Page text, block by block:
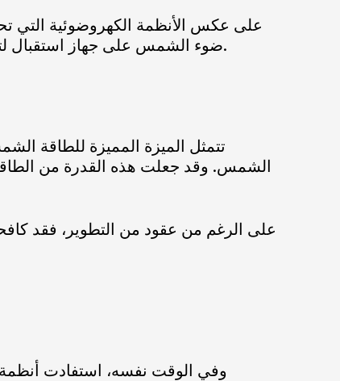
على عكس الأنظمة الكهروضوئية التي
ضوء الشمس على جهاز استقبال لتوليد حرارة عالية الحرارة. ثم يتم تحويل هذه الطاقة الحرارية إلى كهرباء باستخدام محرك حراري أو توربين.
تتمثل الميزة المميزة للطاقة
الشمس. وقد جعلت هذه القدرة من الطاقة
على الرغم من عقود من التطوير، فقد
وفي الوقت نفسه، استفادت أنظمة